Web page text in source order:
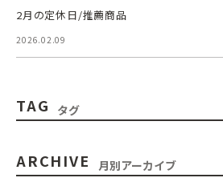
2月の定休日/推薦商品
2026.02.09
TAG タグ
ARCHIVE 月別アーカイブ